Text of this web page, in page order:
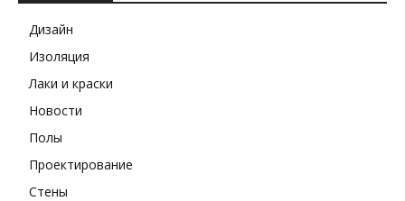
Дизайн
Изоляция
Лаки и краски
Новости
Полы
Проектирование
Стены